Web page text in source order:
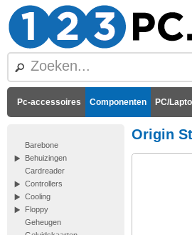
Pc-accessoires Componenten PC/
Barebone
Behuizingen
Cardreader
Controllers
Cooling
Floppy
Geheugen
Origin